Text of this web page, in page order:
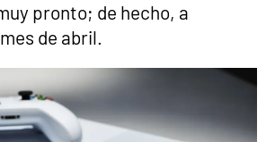
pronto; de hecho, a
de abril.